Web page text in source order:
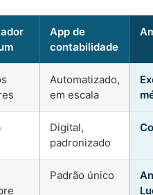
App de
contabilidade
Automatizado,
em escala
Digital,
padronizado
Padrão único